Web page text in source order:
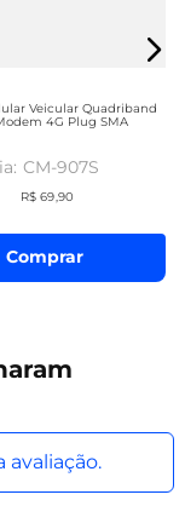
Veicular Quadriband
4G Plug SMA
CM-907S
R$ 69,90
Comprar
avaliação.